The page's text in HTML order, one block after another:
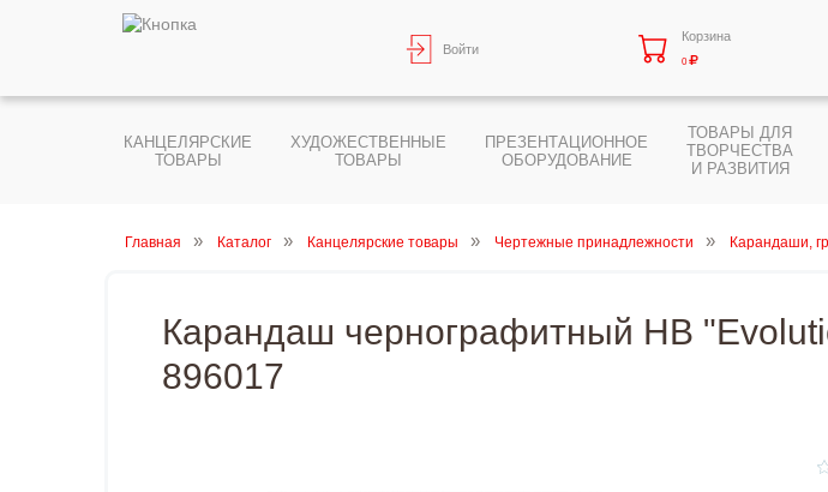
Войти
Корзина
0
КАНЦЕЛЯРСКИЕ
ТОВАРЫ
ХУДОЖЕСТВЕННЫЕ
ТОВАРЫ
ПРЕЗЕНТАЦИОННОЕ
ОБОРУДОВАНИЕ
ТОВАРЫ ДЛЯ
ТВОРЧЕСТВА
И РАЗВИТИЯ
Главная Каталог Канцелярские товары Чертежные принадлежности Карандаши,
Карандаш чернографитный HB
896017